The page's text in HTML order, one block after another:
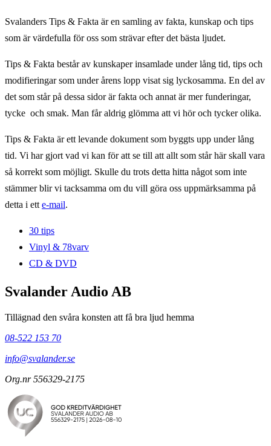
Svalanders Tips & Fakta är en samling av fakta, kunskap och tips
som är värdefulla för oss som strävar efter det bästa ljudet.
Tips & Fakta består av kunskaper insamlade under lång tid, tips och
modifieringar som under årens lopp visat sig lyckosamma. En del av
det som står på dessa sidor är fakta och annat är mer funderingar,
tycke och smak. Man får aldrig glömma att vi hör och tycker olika.
Tips & Fakta är ett levande dokument som byggts upp under lång
tid. Vi har gjort vad vi kan för att se till att allt som står här skall vara
så korrekt som möjligt. Skulle du trots detta hitta något som inte
stämmer blir vi tacksamma om du vill göra oss uppmärksamma på
detta i ett e-mail.
30 tips
Vinyl & 78varv
CD & DVD
Svalander Audio AB
Tillägnad den svåra konsten att få bra ljud hemma
08-522 153 70
info@svalander.se
Org.nr 556329-2175